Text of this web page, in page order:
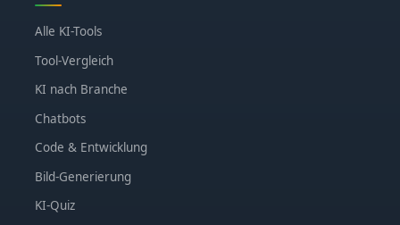
Alle KI-Tools
Tool-Vergleich
KI nach Branche
Chatbots
Code & Entwicklung
Bild-Generierung
KI-Quiz